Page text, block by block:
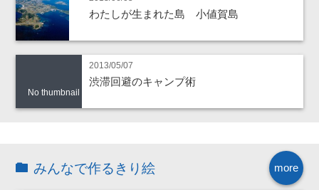
わたしが生まれた島 小値賀島
No thumbnail
2013/05/07
渋滞回避のキャンプ術
more
みんなで作るきり絵